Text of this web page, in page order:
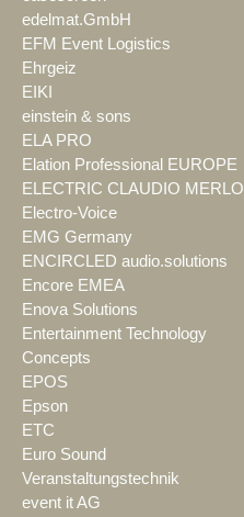
edelmat.GmbH
EFM Event Logistics
Ehrgeiz
EIKI
einstein & sons
ELA PRO
Elation Professional EUROPE
ELECTRIC CLAUDIO MERLO
Electro-Voice
EMG Germany
ENCIRCLED audio.solutions
Encore EMEA
Enova Solutions
Entertainment Technology
Concepts
EPOS
Epson
ETC
Euro Sound
Veranstaltungstechnik
event it AG